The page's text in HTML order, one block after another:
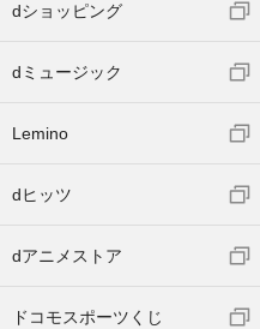
dショッピング
dミュージック
Lemino
dヒッツ
dアニメストア
ドコモスポーツくじ